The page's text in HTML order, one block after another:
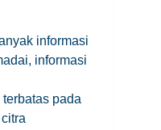
informasi
informasi
pada